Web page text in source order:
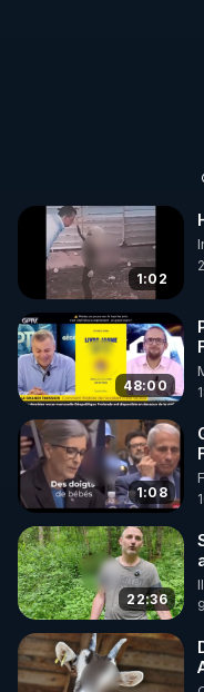
🌱 INSTAGRAM
https://
http://rgnr.li/
🌱 LA
Pour ne pas rater
http://rgnr.li/news
🌱 VIDÉOS NON
Toutes les vidéos
http://rgnr.li/odysee
🌱 LES STAGES EN
1:02
48:00
1:08
22:36